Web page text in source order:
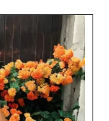
tecnologia
e velocizza le
di concentrarsi
costante
che ogni capo
di oggi.
questo grossista
ma anche di
supporto clienti